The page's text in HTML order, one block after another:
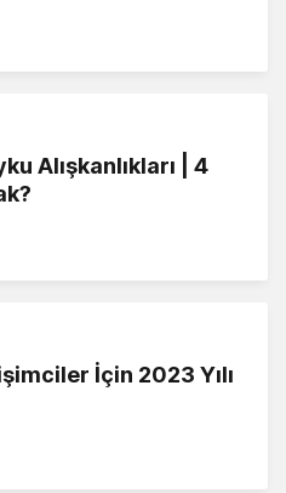
Alışkanlıkları | 4
İçin 2023 Yılı